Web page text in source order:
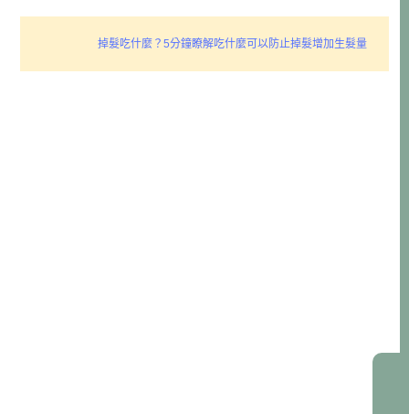
掉髮吃什麼？5分鐘瞭解吃什麼可以防止掉髮增加生髮量